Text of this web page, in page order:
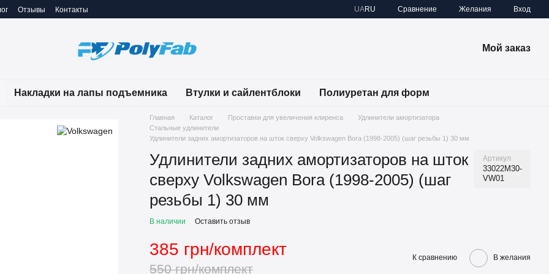
Отзывы Контакты UARU Сравнение Желания Вход
Мой заказ
Накладки на лапы подъемника Втулки и сайлентблоки Полиуретан для форм
Главная Каталог Проставки для увеличения клиренса
Удлинители амортизатора
Стальные удлинители
Удлинители задних амортизаторов на шток сверху Volkswagen Bora (1998-2005) (шаг резьбы 1) 30 мм
Удлинители задних амортизаторов на шток
сверху Volkswagen Bora (1998-2005) (шаг
резьбы 1) 30 мм
Артикул
33022M30-
VW01
В наличии Оставить отзыв
385 грн/комплект
550 грн/комплект
К сравнению В желания